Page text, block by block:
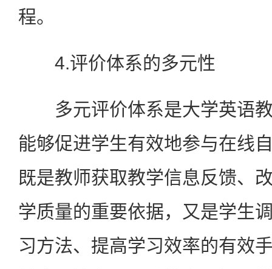
程。
4.评价体系的多元性
多元评价体系是大学英语教
能够促进学生有效地参与在线
既是教师获取教学信息反馈、
学质量的重要依据，又是学生
习方法、提高学习效率的有效